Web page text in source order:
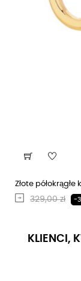
Złote półokrągłe
Regularna
329,00 zł -
KLIENCI,